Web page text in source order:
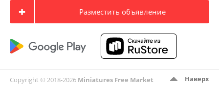
Разместить объявление
Наверх
Copyright © 2018-2026 Miniatures Free Market